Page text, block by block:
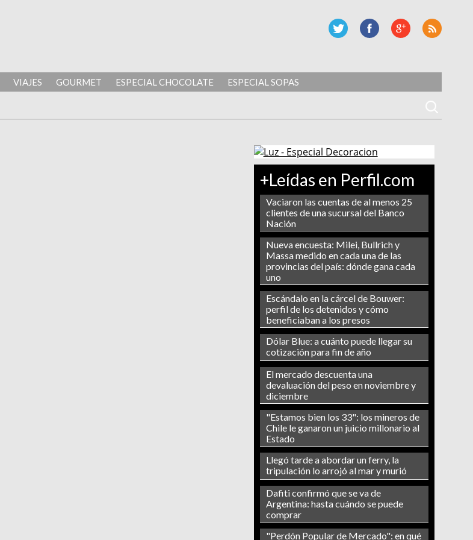
VIAJES GOURMET ESPECIAL CHOCOLATE ESPECIAL SOPAS
+Leídas en Perfil.com
Vaciaron las cuentas de al menos 25
clientes de una sucursal del Banco
Nación
Nueva encuesta: Milei, Bullrich y
Massa medido en cada una de las
provincias del país: dónde gana cada
uno
Escándalo en la cárcel de Bouwer:
perfil de los detenidos y cómo
beneficiaban a los presos
Dólar Blue: a cuánto puede llegar su
cotización para fin de año
El mercado descuenta una
devaluación del peso en noviembre y
diciembre
"Estamos bien los 33": los mineros de
Chile le ganaron un juicio millonario al
Estado
Llegó tarde a abordar un ferry, la
tripulación lo arrojó al mar y murió
Dafiti confirmó que se va de
Argentina: hasta cuándo se puede
comprar
"Perdón Popular de Mercado": en qué